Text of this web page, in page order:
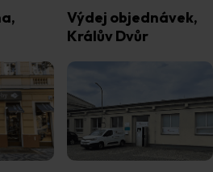
Výdej objednávek,
Králův Dvůr